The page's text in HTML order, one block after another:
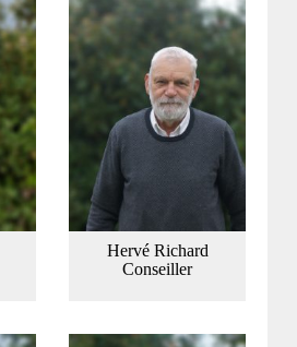
Hervé Richard
Conseiller